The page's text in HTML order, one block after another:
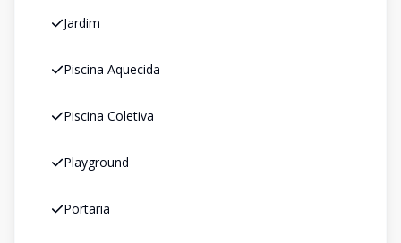
Jardim
Piscina Aquecida
Piscina Coletiva
Playground
Portaria